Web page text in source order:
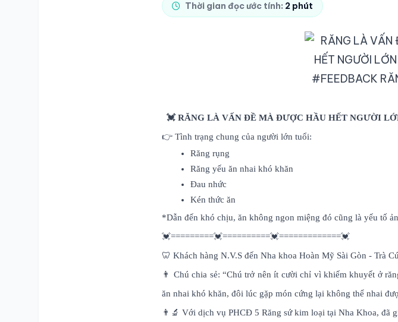
Thời gian đọc ước tính: 2 phút
#FEEDBACK
💓 RĂNG LÀ VẤN ĐỀ MÀ ĐƯỢC HẦU HẾT
👉 Tình trạng chung của người lớn tuổi:
Răng rụng
Răng yếu ăn nhai khó khăn
Đau nhức
Kén thức ăn
*Dẫn đến khó chịu, ăn không ngon miệng đó cũng là yếu tố
💓=========💓==========💓=============💓
🦷 Khách hàng N.V.S đến Nha khoa Hoàn Mỹ Sài Gòn - Trà
👨 Chú chia sẻ: “Chú trở nên ít cười chỉ vì khiếm khuyết ở
ăn nhai khó khăn, đôi lúc gặp món cứng lại không thể nhai
👨‍🔬 Với dịch vụ PHCĐ 5 Răng sứ kim loại tại Nha Khoa, đã